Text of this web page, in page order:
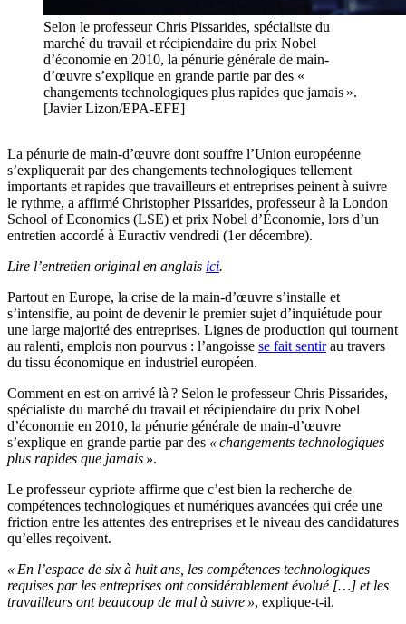
Selon le professeur Chris Pissarides, spécialiste du
marché du travail et récipiendaire du prix Nobel
d’économie en 2010, la pénurie générale de main-
d’œuvre s’explique en grande partie par des «
changements technologiques plus rapides que jamais ».
[Javier Lizon/EPA-EFE]
La pénurie de main-d’œuvre dont souffre l’Union européenne
s’expliquerait par des changements technologiques tellement
importants et rapides que travailleurs et entreprises peinent à suivre
le rythme, a affirmé Christopher Pissarides, professeur à la London
School of Economics (LSE) et prix Nobel d’Économie, lors d’un
entretien accordé à Euractiv vendredi (1er décembre).
Lire l’entretien original en anglais ici.
Partout en Europe, la crise de la main-d’œuvre s’installe et
s’intensifie, au point de devenir le premier sujet d’inquiétude pour
une large majorité des entreprises. Lignes de production qui tournent
au ralenti, emplois non pourvus : l’angoisse se fait sentirau travers
du tissu économique en industriel européen.
Comment en est-on arrivé là ? Selon le professeur Chris Pissarides,
spécialiste du marché du travail et récipiendaire du prix Nobel
d’économie en 2010, la pénurie générale de main-d’œuvre
s’explique en grande partie par des « changements technologiques
plus rapides que jamais ».
Le professeur cypriote affirme que c’est bien la recherche de
compétences technologiques et numériques avancées qui crée une
friction entre les attentes des entreprises et le niveau des candidatures
qu’elles reçoivent.
« En l’espace de six à huit ans, les compétences technologiques
requises par les entreprises ont considérablement évolué […] et les
travailleurs ont beaucoup de mal à suivre », explique-t-il.